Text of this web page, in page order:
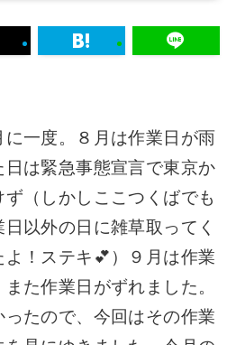
一度。８月は作業日が雨
は緊急事態宣言で東京か
（しかしここつくばでも
以外の日に雑草取ってく
！ステキ💕）９月は作業
た作業日がずれました。
たので、今回はその作業